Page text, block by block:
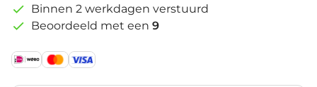
Binnen 2 werkdagen verstuurd
Beoordeeld met een 9